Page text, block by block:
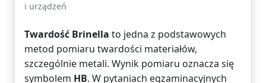
i urządzeń
Twardość Brinella to jedna z podstawowych
metod pomiaru twardości materiałów,
szczególnie metali. Wynik pomiaru oznacza się
symbolem HB. W pytaniach egzaminacyjnych